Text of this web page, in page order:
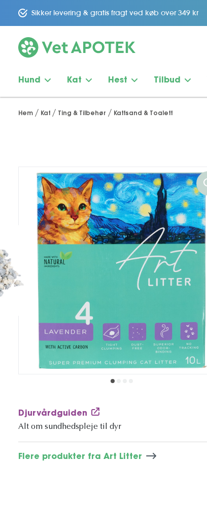
Sikker levering & gratis fragt ved køb over 349 kr
Hund Kat Hest Tilbud
Hem Kat Ting & Tilbehør Kattsand & Toalett
Djurvårdguiden
Alt om sundhedspleje til dyr
Flere produkter fra Art Litter